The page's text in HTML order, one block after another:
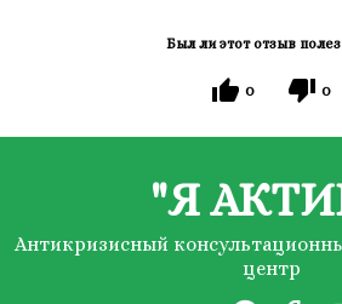
Был ли этот отзыв
0 0
"Я
Антикризисный
центр